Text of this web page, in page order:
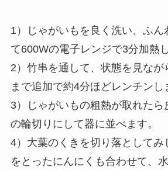
1）じゃがいもを良く洗い、ふん
て600Wの電子レンジで3分加熱
2）竹串を通して、状態を見なが
まで追加で約4分ほどレンチンし
3）じゃがいもの粗熱が取れたら
の輪切りにして器に並べます。
4）大葉のくきを切り落としてみ
をとったにんにくも合わせて、